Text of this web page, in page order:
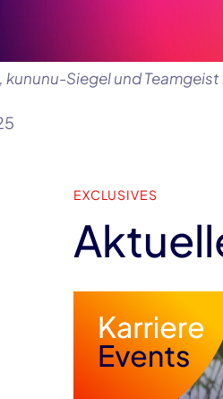
Siegel und
EXCLUSIVES